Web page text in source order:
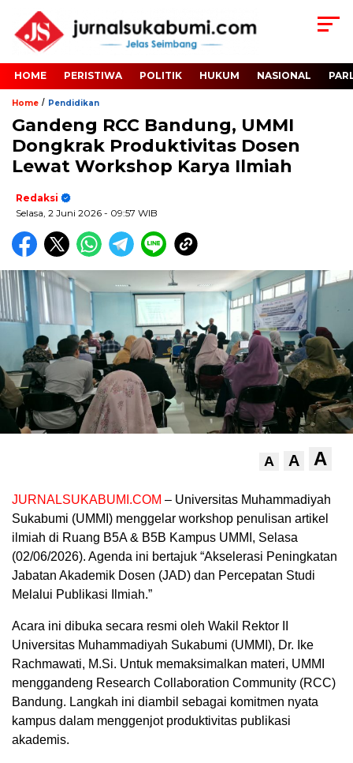
HOME PERISTIWA POLITIK HUKUM NASIONAL
Home / Pendidikan
Gandeng RCC Bandung, UMMI
Dongkrak Produktivitas Dosen
Lewat Workshop Karya Ilmiah
Redaksi
Selasa, 2 Juni 2026 - 09:57 WIB
A A A
JURNALSUKABUMI.COM – Universitas Muhammadiyah
Sukabumi (UMMI) menggelar workshop penulisan artikel
ilmiah di Ruang B5A & B5B Kampus UMMI, Selasa
(02/06/2026). Agenda ini bertajuk “Akselerasi Peningkatan
Jabatan Akademik Dosen (JAD) dan Percepatan Studi
Melalui Publikasi Ilmiah.”
Acara ini dibuka secara resmi oleh Wakil Rektor II
Universitas Muhammadiyah Sukabumi (UMMI), Dr. Ike
Rachmawati, M.Si. Untuk memaksimalkan materi, UMMI
menggandeng Research Collaboration Community (RCC)
Bandung. Langkah ini diambil sebagai komitmen nyata
kampus dalam menggenjot produktivitas publikasi
akademis.